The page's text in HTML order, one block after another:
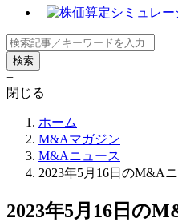
+
閉じる
ホーム
M&Aマガジン
M&Aニュース
2023年5月16日のM&A
2023年5月16日の